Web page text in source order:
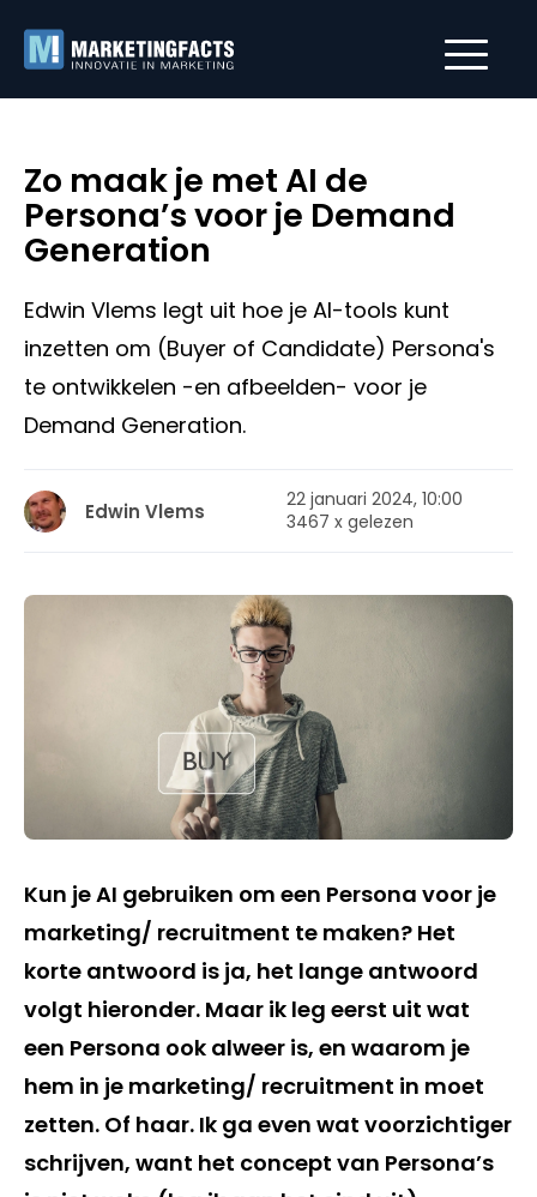
Zo maak je met AI de
Persona’s voor je Demand
Generation
Edwin Vlems legt uit hoe je AI-tools kunt
inzetten om (Buyer of Candidate) Persona's
te ontwikkelen -en afbeelden- voor je
Demand Generation.
Edwin Vlems
22 januari 2024, 10:00
3467 x gelezen
Kun je AI gebruiken om een Persona voor je
marketing/ recruitment te maken? Het
korte antwoord is ja, het lange antwoord
volgt hieronder. Maar ik leg eerst uit wat
een Persona ook alweer is, en waarom je
hem in je marketing/ recruitment in moet
zetten. Of haar. Ik ga even wat voorzichtiger
schrijven, want het concept van Persona’s